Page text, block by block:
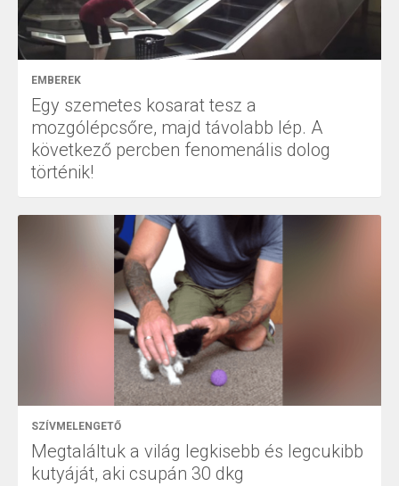
EMBEREK
Egy szemetes kosarat tesz a
mozgólépcsőre, majd távolabb lép. A
következő percben fenomenális dolog
történik!
SZÍVMELENGETŐ
Megtaláltuk a világ legkisebb és legcukibb
kutyáját, aki csupán 30 dkg